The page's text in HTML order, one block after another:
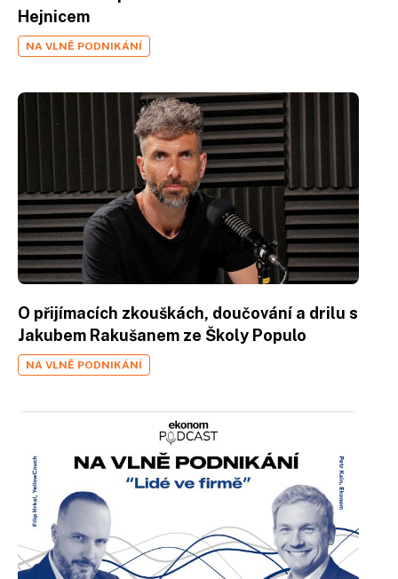
Hejnicem
NA VLNĚ PODNIKÁNÍ
O přijímacích zkouškách, doučování a drilu s
Jakubem Rakušanem ze Školy Populo
NA VLNĚ PODNIKÁNÍ